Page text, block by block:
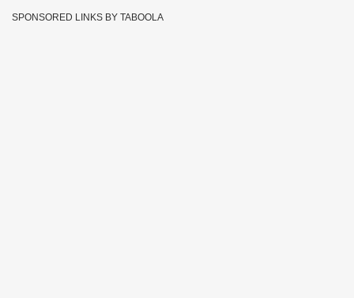
SPONSORED LINKS BY TABOOLA